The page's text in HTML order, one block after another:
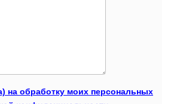
на обработку моих персональных